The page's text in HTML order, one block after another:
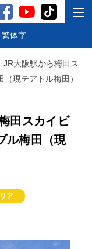
繁体字
JR大阪駅から梅田ス
現テアトル梅田）
田スカイビ
ル梅田（現
ア